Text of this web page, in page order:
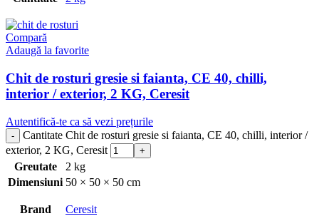
Compară
Adaugă la favorite
Chit de rosturi gresie si faianta, CE 40, chilli,
interior / exterior, 2 KG, Ceresit
Autentifică-te ca să vezi prețurile
Cantitate Chit de rosturi gresie si faianta, CE 40, chilli, interior /
exterior, 2 KG, Ceresit
Greutate
2 kg
Dimensiuni 50 × 50 × 50 cm
Brand Ceresit